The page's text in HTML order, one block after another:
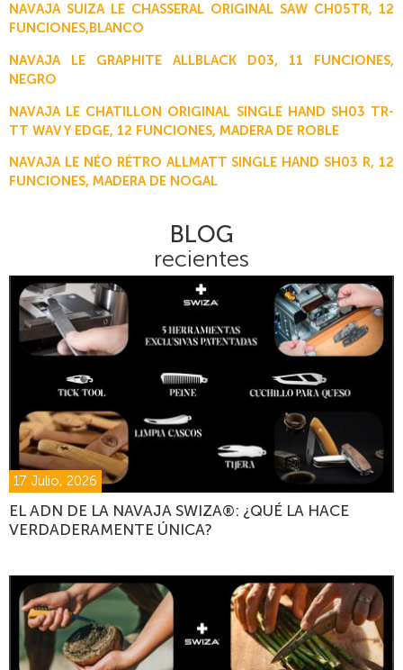
NAVAJA SUIZA LE CHASSERAL ORIGINAL SAW CH05TR, 12
FUNCIONES,BLANCO
NAVAJA LE GRAPHITE ALLBLACK D03, 11 FUNCIONES,
NEGRO
NAVAJA LE CHATILLON ORIGINAL SINGLE HAND SH03 TR-
TT WAVY EDGE, 12 FUNCIONES, MADERA DE ROBLE
NAVAJA LE NÉO RÉTRO ALLMATT SINGLE HAND SH03 R, 12
FUNCIONES, MADERA DE NOGAL
BLOG
recientes
17 Julio, 2026
EL ADN DE LA NAVAJA SWIZA®: ¿QUÉ LA HACE
VERDADERAMENTE ÚNICA?